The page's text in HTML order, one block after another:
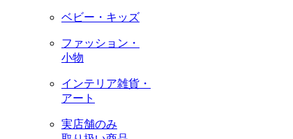
ベビー・キッズ
ファッション・
小物
インテリア雑貨・
アート
実店舗のみ